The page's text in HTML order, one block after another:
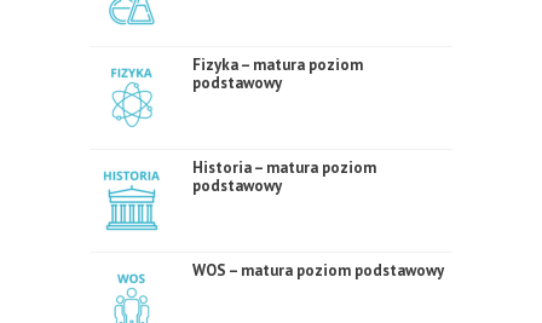
Fizyka – matura poziom
podstawowy
Historia – matura poziom
podstawowy
WOS – matura poziom podstawowy